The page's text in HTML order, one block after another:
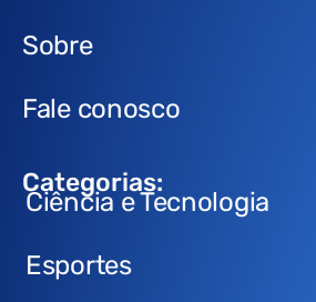
Sobre
Fale conosco
Categorias:
Ciência e Tecnologia
Esportes